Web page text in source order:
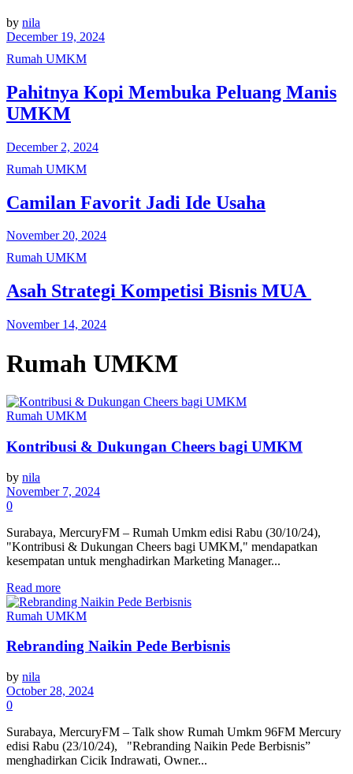
by nila
December 19, 2024
Rumah UMKM
Pahitnya Kopi Membuka Peluang Manis
UMKM
December 2, 2024
Rumah UMKM
Camilan Favorit Jadi Ide Usaha
November 20, 2024
Rumah UMKM
Asah Strategi Kompetisi Bisnis MUA
November 14, 2024
Rumah UMKM
Rumah UMKM
Kontribusi & Dukungan Cheers bagi UMKM
by nila
November 7, 2024
0
Surabaya, MercuryFM – Rumah Umkm edisi Rabu (30/10/24),
"Kontribusi & Dukungan Cheers bagi UMKM," mendapatkan
kesempatan untuk menghadirkan Marketing Manager...
Read moreDetails
Rumah UMKM
Rebranding Naikin Pede Berbisnis
by nila
October 28, 2024
0
Surabaya, MercuryFM – Talk show Rumah Umkm 96FM Mercury
edisi Rabu (23/10/24), "Rebranding Naikin Pede Berbisnis”
menghadirkan Cicik Indrawati, Owner...